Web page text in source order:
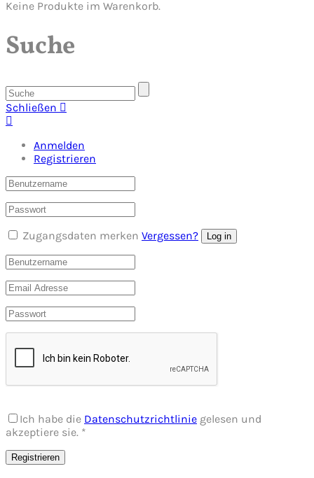
Keine Produkte im Warenkorb.
Suche
Schließen
Anmelden
Registrieren
Zugangsdaten merken Vergessen? Log in
Ich habe die Datenschutzrichtlinie gelesen und
akzeptiere sie. *
Registrieren